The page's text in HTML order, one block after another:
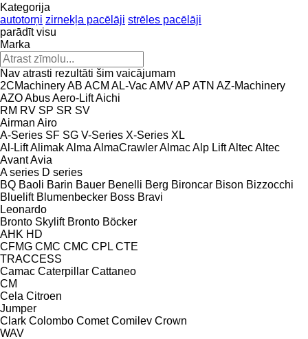
Kategorija
autotorņi zirnekļa pacēlāji strēles pacēlāji
parādīt visu
Marka
Nav atrasti rezultāti šim vaicājumam
2CMachineryAB ACM AL-VacAMVAP ATN AZ-Machinery
AZOAbusAero-LiftAichi
RM RV SP SR SV
Airman Airo
A-Series SF SG V-Series X-Series XL
Al-LiftAlimakAlma AlmaCrawlerAlmacAlp LiftAltecAltec
AvantAvia
A series D series
BQ Baoli Barin Bauer Benelli Berg Bironcar Bison Bizzocchi
Bluelift Blumenbecker Boss Bravi
Leonardo
Bronto Skylift Bronto Böcker
AHK HD
CFMG CMC CMC CPL CTE
TRACCESS
Camac Caterpillar Cattaneo
CM
Cela Citroen
Jumper
Clark Colombo Comet Comilev Crown
WAV